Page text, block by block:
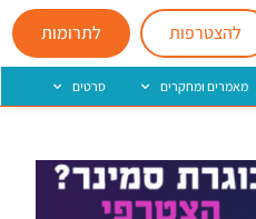
להצטרפות לתרומות
מאמרים ומחקרים סרטים